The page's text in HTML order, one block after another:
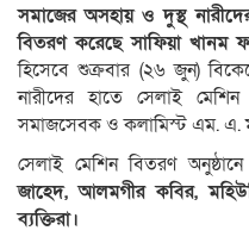
সমাজের অসহায় ও দুস্থ
বিতরণ করেছে সাফিয়া খানম
হিসেবে শুক্রবার (২৬ জুন)
নারীদের হাতে সেলাই
সমাজসেবক ও কলামিস্ট এম. এ.
সেলাই মেশিন বিতরণ
জাহেদ, আলমগীর কবির,
ব্যক্তিরা।